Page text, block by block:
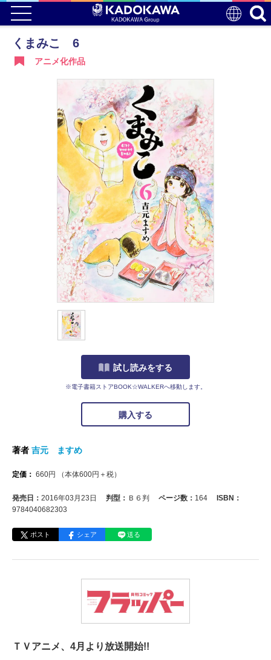
くまみこ 6
アニメ化作品
試し読みをする
※電子書籍ストアBOOK☆WALKERへ移動します。
購入する
著者 吉元 ますめ
定価： 660円 （本体600円＋税）
発売日： 2016年03月23日 判型： Ｂ６判 ページ数： 164
ISBN：
9784040682303
ポスト シェア 送る
ＴＶアニメ、4月より放送開始!!